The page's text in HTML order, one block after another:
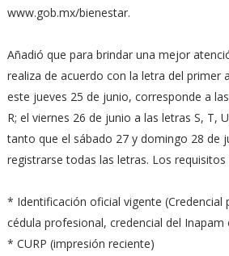
www.gob.mx/bienestar.
Añadió que para brindar una mejor
realiza de acuerdo con la letra del primer
este jueves 25 de junio, corresponde a
R; el viernes 26 de junio a las letras S, T,
tanto que el sábado 27 y domingo 28 de
registrarse todas las letras. Los
* Identificación oficial vigente (Credencial
cédula profesional, credencial del
* CURP (impresión reciente)